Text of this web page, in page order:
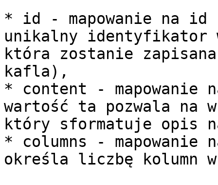
* id - mapowanie na
unikalny identyfikator
która zostanie
kafla),
* content - mapowanie
wartość ta pozwala na
który sformatuje opis
* columns - mapowanie
określa liczbę kolumn w